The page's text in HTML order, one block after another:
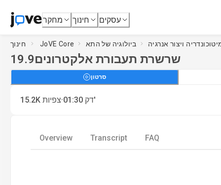
מחקר חינוך עסקים
חינוך JoVE Core ביולוגיה של התא
19.9שרשרת תעבורת אלקטרונים
סרטון
15.2K צפיות·01:30 דק'
Overview Transcript FAQ